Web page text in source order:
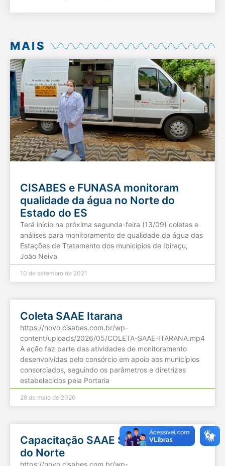
MAIS
CISABES e FUNASA monitoram
qualidade da água no Norte do
Estado do ES
Terá início na próxima segunda-feira (13/09) coletas e
análises para monitoramento de qualidade da água das
Estações de Tratamento dos municípios de Ibiraçu,
João Neiva
10 de setembro de 2021
Coleta SAAE Itarana
https://novo.cisabes.com.br/wp-
content/uploads/2026/05/COLETA-SAAE-ITARANA.mp4
A ação faz parte das atividades de monitoramento
desenvolvidas pelo consórcio em apoio aos municípios
consorciados, seguindo os parâmetros e diretrizes
estabelecidos pela Portaria
28 de maio de 2026
Capacitação SAAE São Domingos
do Norte